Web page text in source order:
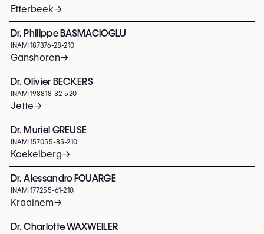
Etterbeek→
Dr. Philippe BASMACIOGLU
INAMI 187376-28-210
Ganshoren→
Dr. Olivier BECKERS
INAMI 198818-32-520
Jette→
Dr. Muriel GREUSE
INAMI 157055-85-210
Koekelberg→
Dr. Alessandro FOUARGE
INAMI 177255-61-210
Kraainem→
Dr. Charlotte WAXWEILER